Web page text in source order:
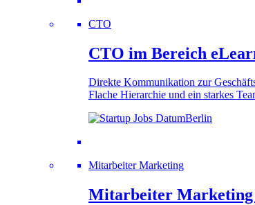
CTO
CTO im Bereich
Direkte Kommunikation zur
Flache Hierarchie und ein starkes
Berlin
Mitarbeiter Marketing
Mitarbeiter Marketing